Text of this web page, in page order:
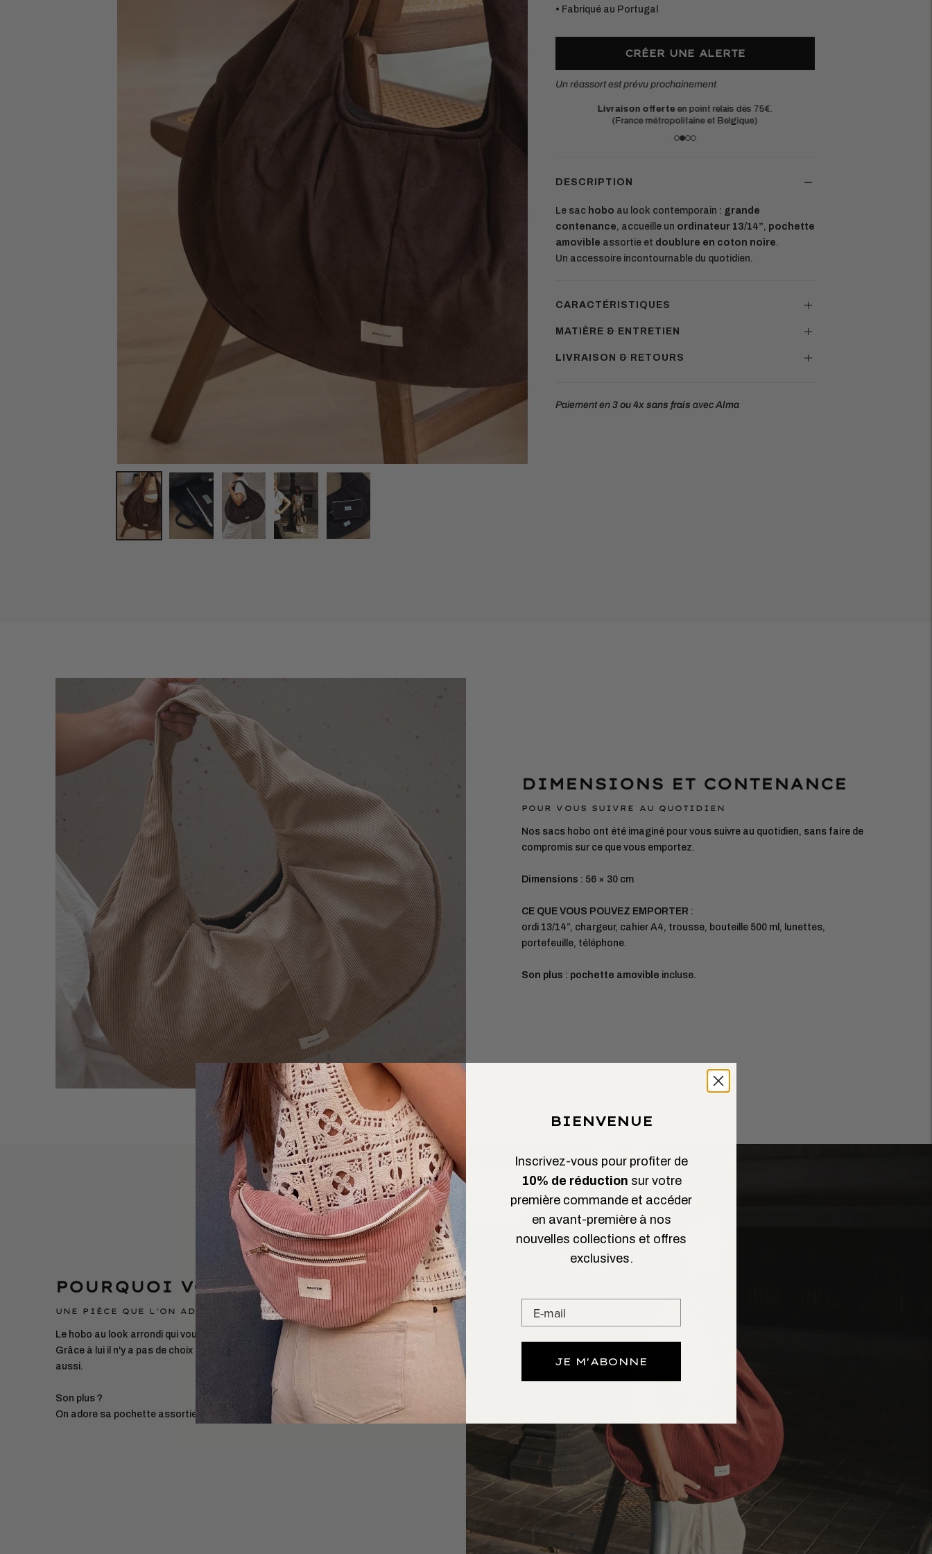
• Fabriqué au Portugal
CRÉER UNE ALERTE
Un réassort est prévu prochainement
Votre commande sera expédiée :
demain
Retours simples
sous 14 jours
Livraison offerteen point relais dès 75€.
(France métropolitaine et Belgique)
DESCRIPTION
Le sac hobo au look contemporain : grande
contenance, accueille un ordinateur 13/14”, pochette
amovible assortie et doublure en coton noire.
Un accessoire incontournable du quotidien.
CARACTÉRISTIQUES
MATIÈRE & ENTRETIEN
LIVRAISON & RETOURS
Paiement en 3 ou 4x sans frais avecAlma
DIMENSIONS ET CONTENANCE
POUR VOUS SUIVRE AU QUOTIDIEN
Nos sacs hobo ont été imaginé pour vous suivre au quotidien, sans faire de
compromis sur ce que vous emportez.
Dimensions : 56 × 30 cm
CE QUE VOUS POUVEZ EMPORTER :
ordi 13/14”, chargeur, cahier A4, trousse, bouteille 500 ml, lunettes,
portefeuille, téléphone.
Son plus : pochette amovible incluse.
POURQUOI VOUS ALLEZ L’AIMER
UNE PIÈCE QUE L'ON ADOPTE ET QUE L'ON GARDE
Le hobo au look arrondi qui vous suit dans vos journées bien chargées.
Grâce à lui il n'y a pas de choix à faire, la gourde c'est ok, l'ordi c'est ok
aussi.
Son plus ?
On adore sa pochette assortie amovible pour y glisser nos essentiels.
BIENVENUE
Inscrivez-vous pour profiter de
10% de réduction sur votre
première commande et accéder
en avant-première à nos
nouvelles collections et offres
exclusives.
JE M'ABONNE